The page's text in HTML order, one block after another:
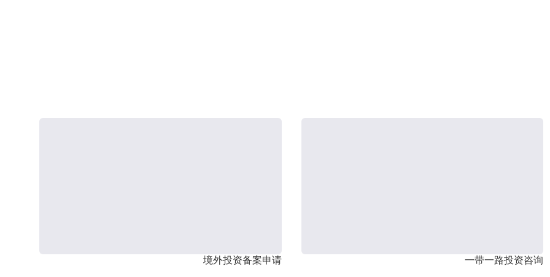
境外投资备案申请 一带一路投资咨询